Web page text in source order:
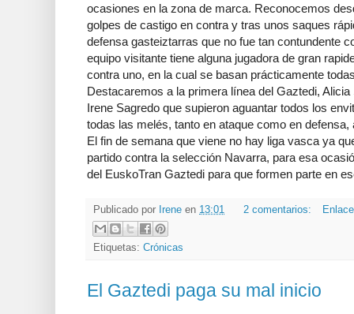
ocasiones en la zona de marca. Reconocemos
golpes de castigo en contra y tras unos saques
defensa gasteiztarras que no fue tan contundente
equipo visitante tiene alguna jugadora de gran
contra uno, en la cual se basan prácticamente
Destacaremos a la primera línea del Gaztedi,
Irene Sagredo que supieron aguantar todos los
todas las melés, tanto en ataque como en defensa,
El fin de semana que viene no hay liga vasca ya
partido contra la selección Navarra, para esa
del EuskoTran Gaztedi para que formen parte en
Publicado por Irene en 13:01 2 comentarios:
Etiquetas: Crónicas
El Gaztedi paga su mal inicio